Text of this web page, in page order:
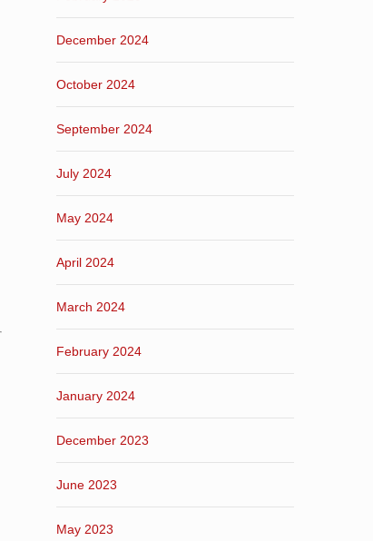
December 2024
October 2024
September 2024
July 2024
May 2024
April 2024
March 2024
February 2024
January 2024
December 2023
June 2023
May 2023